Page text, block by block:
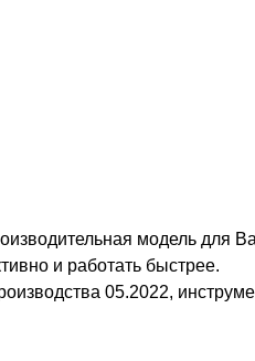
модель для
и работать быстрее.
05.2022,